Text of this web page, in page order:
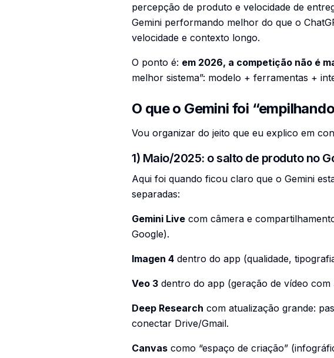
percepção de produto e velocidade de
Gemini performando melhor do que o
velocidade e contexto longo.
O ponto é: em 2026, a competição não é
melhor sistema”: modelo + ferramentas +
O que o Gemini foi
Vou organizar do jeito que eu explico em
1) Maio/2025: o salto de produto no
Aqui foi quando ficou claro que o Gemini
separadas:
Gemini Live com câmera e
Google).
Imagen 4 dentro do app (qualidade,
Veo 3 dentro do app (geração de vídeo com
Deep Research com atualização grande:
conectar Drive/Gmail.
Canvas como “espaço de criação”